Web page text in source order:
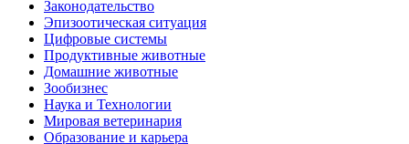
Законодательство
Эпизоотическая ситуация
Цифровые системы
Продуктивные животные
Домашние животные
Зообизнес
Наука и Технологии
Мировая ветеринария
Образование и карьера